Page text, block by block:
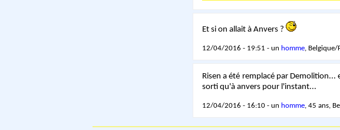
Et si on allait à Anvers ?
12/04/2016 - 19:51 - un homme, Belgique/
Risen a été remplacé par
sorti qu'à anvers pour l'instant...
12/04/2016 - 16:10 - un homme, 45 ans,